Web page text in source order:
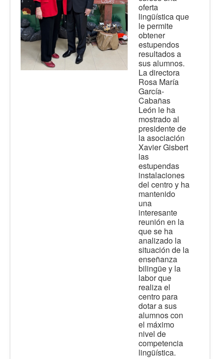
oferta
lingüística que
le permite
obtener
estupendos
resultados a
sus alumnos.
La directora
Rosa María
García-
Cabañas
León le ha
mostrado al
presidente de
la asociación
Xavier Gisbert
las
estupendas
instalaciones
del centro y ha
mantenido
una
interesante
reunión en la
que se ha
analizado la
situación de la
enseñanza
bilingüe y la
labor que
realiza el
centro para
dotar a sus
alumnos con
el máximo
nivel de
competencia
lingüística.